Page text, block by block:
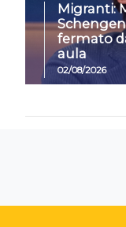
Migranti:
fermato
aula
02/08/2026